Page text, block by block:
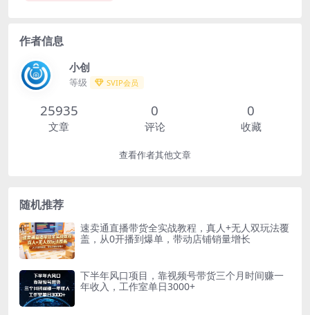
作者信息
小创
等级 SVIP会员
25935
文章
0
评论
0
收藏
查看作者其他文章
随机推荐
速卖通直播带货全实战教程，真人+无人双玩法覆
盖，从0开播到爆单，带动店铺销量增长
下半年风口项目，靠视频号带货三个月时间赚一
年收入，工作室单日3000+